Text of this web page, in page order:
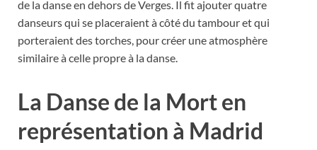
de la danse en dehors de Verges. Il fit ajouter quatre
danseurs qui se placeraient à côté du tambour et qui
porteraient des torches, pour créer une atmosphère
similaire à celle propre à la danse.
La Danse de la Mort en
représentation à Madrid